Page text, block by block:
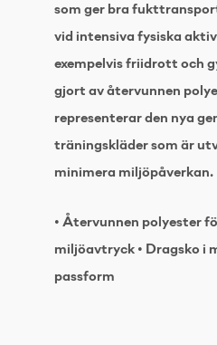
som ger bra
vid intensiva fysiska
exempelvis friidrott och
gjort av återvunnen
representerar den nya
träningskläder som är
minimera miljöpåverkan.
• Återvunnen polyester
miljöavtryck • Dragsko i
passform